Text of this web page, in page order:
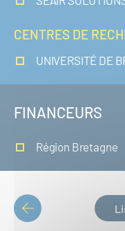
CENTRES DE
UNIVERSITÉ DE
FINANCEURS
Région Bretagne
PAGINATION